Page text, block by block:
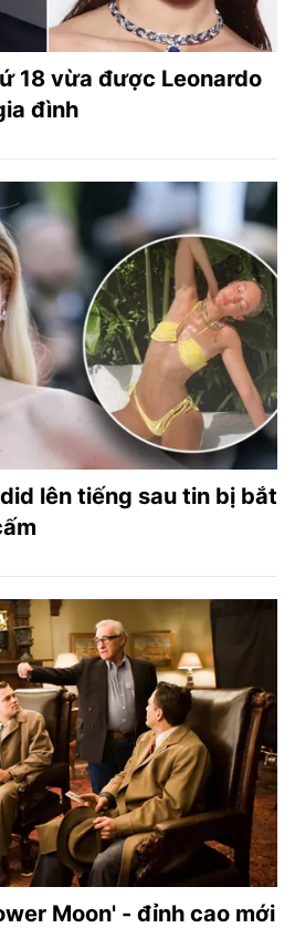
18 vừa được Leonardo
đình
lên tiếng sau tin bị bắt
Moon' - đỉnh cao mới